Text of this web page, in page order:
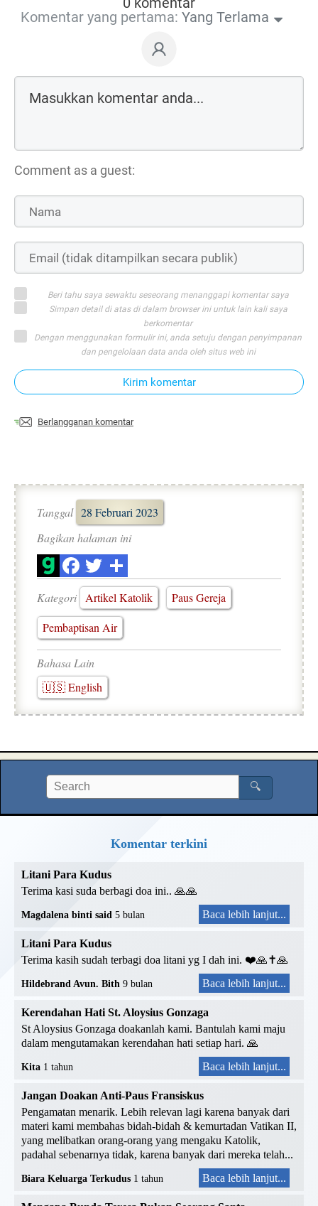
Komentar yang pertama: Yang Terlama
Comment as a guest:
Beri tahu saya sewaktu seseorang menanggapi komentar saya
Simpan detail di atas di dalam browser ini untuk lain kali saya
berkomentar
Dengan menggunakan formulir ini, anda setuju dengan penyimpanan
dan pengelolaan data anda oleh situs web ini
Kirim komentar
Berlangganan komentar
Tanggal 28 Februari 2023
Bagikan halaman ini
Kategori Artikel Katolik
Paus Gereja
Pembaptisan Air
Bahasa Lain
🇺🇸 English
🔍
Komentar terkini
Litani Para Kudus
Terima kasi suda berbagi doa ini.. 🙏🙏
Magdalena binti said 5 bulan Baca lebih lanjut...
Litani Para Kudus
Terima kasih sudah terbagi doa litani yg I dah ini. ❤️🙏✝️🙏
Hildebrand Avun. Bith 9 bulan Baca lebih lanjut...
Kerendahan Hati St. Aloysius Gonzaga
St Aloysius Gonzaga doakanlah kami. Bantulah kami maju
dalam mengutamakan kerendahan hati setiap hari. 🙏
Kita 1 tahun Baca lebih lanjut...
Jangan Doakan Anti-Paus Fransiskus
Pengamatan menarik. Lebih relevan lagi karena banyak dari
materi kami membahas bidah-bidah & kemurtadan Vatikan II,
yang melibatkan orang-orang yang mengaku Katolik,
padahal sebenarnya tidak, karena banyak dari mereka telah...
Biara Keluarga Terkudus 1 tahun Baca lebih lanjut...